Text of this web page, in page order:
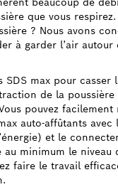
que vous
? Nous avons
à garder l’air autour
max pour casser
de la
pouvez
auto-affûtants avec
et le
minimum le niveau
faire le travail